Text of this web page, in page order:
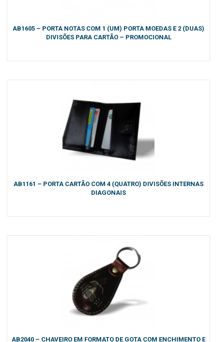
AB1605 – PORTA NOTAS COM 1 (UM) PORTA MOEDAS E 2 (DUAS)
DIVISÕES PARA CARTÃO – PROMOCIONAL
AB1161 – PORTA CARTÃO COM 4 (QUATRO) DIVISÕES INTERNAS
DIAGONAIS
AB2040 – CHAVEIRO EM FORMATO DE GOTA COM ENCHIMENTO E